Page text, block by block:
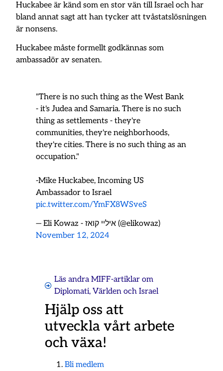
Huckabee är känd som en stor vän till Israel och har
bland annat sagt att han tycker att tvåstatslösningen
är nonsens.
Huckabee måste formellt godkännas som
ambassadör av senaten.
"There is no such thing as the West Bank
- it's Judea and Samaria. There is no such
thing as settlements - they're
communities, they're neighborhoods,
they're cities. There is no such thing as an
occupation."
-Mike Huckabee, Incoming US
Ambassador to Israel
pic.twitter.com/YmFX8WSveS
— Eli Kowaz - איליי קואז (@elikowaz)
November 12, 2024
Läs andra MIFF-artiklar om
Diplomati, Världen och Israel
Hjälp oss att
utveckla vårt arbete
och växa!
Bli medlem